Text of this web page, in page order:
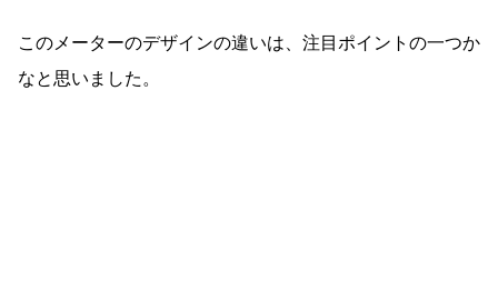
このメーターのデザインの違いは、注目ポイントの一つか
なと思いました。